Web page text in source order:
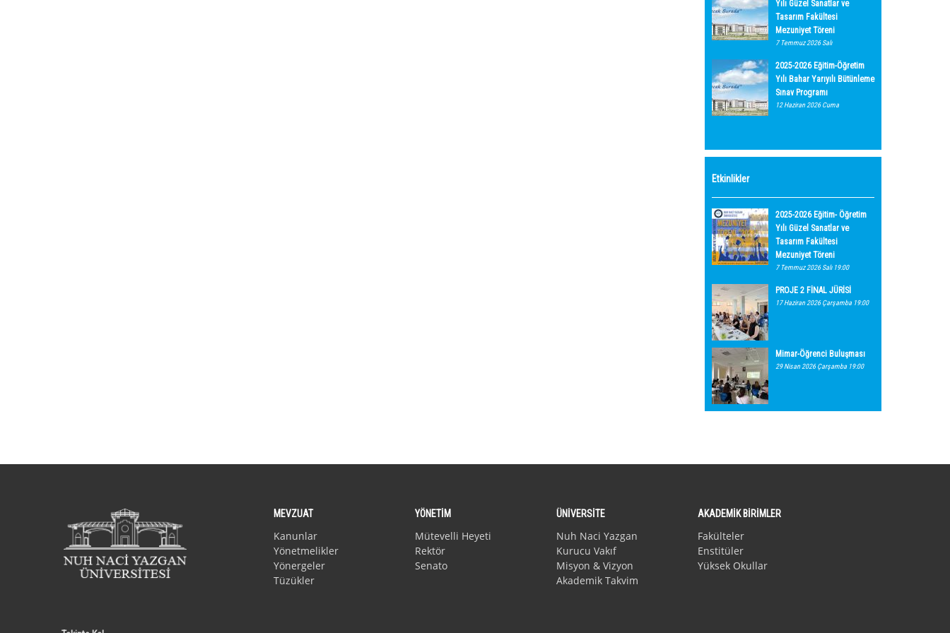
Yılı Güzel Sanatlar ve
Tasarım Fakültesi
Mezuniyet Töreni
7 Temmuz 2026 Salı
2025-2026 Eğitim-Öğretim
Yılı Bahar Yarıyılı Bütünleme
Sınav Programı
12 Haziran 2026 Cuma
Etkinlikler
2025-2026 Eğitim- Öğretim
Yılı Güzel Sanatlar ve
Tasarım Fakültesi
Mezuniyet Töreni
7 Temmuz 2026 Salı 19:00
PROJE 2 FİNAL JÜRİSİ
17 Haziran 2026 Çarşamba 19:00
Mimar-Öğrenci Buluşması
29 Nisan 2026 Çarşamba 19:00
MEVZUAT
Kanunlar
Yönetmelikler
Yönergeler
Tüzükler
YÖNETİM
Mütevelli Heyeti
Rektör
Senato
ÜNİVERSİTE
Nuh Naci Yazgan
Kurucu Vakıf
Misyon & Vizyon
Akademik Takvim
AKADEMİK BİRİMLER
Fakülteler
Enstitüler
Yüksek Okullar